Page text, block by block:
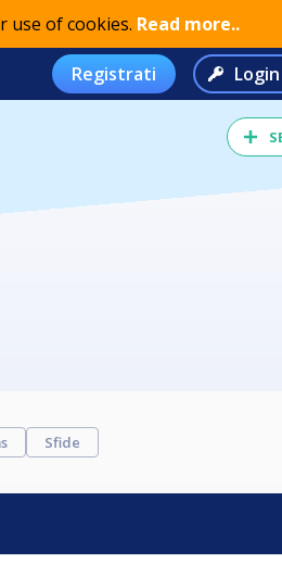
use of cookies. Read more..
Registrati Login
Sfide